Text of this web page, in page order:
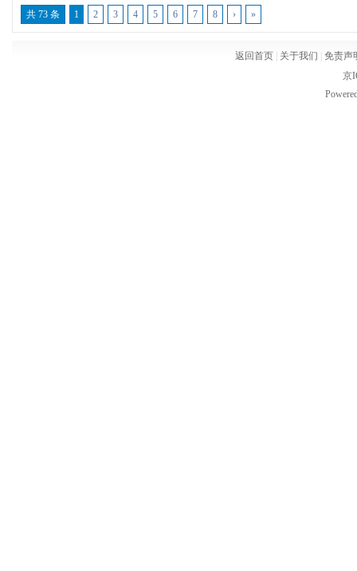
化，弘扬客家精神的网络交流平台，设置有客家资讯、
观大方，内容上可谓是包罗万象，立足本土，辐射全球
共 73 条 1 2 3 4 5 6 7 8 › »
返回首页 关于我们 |免责声
京